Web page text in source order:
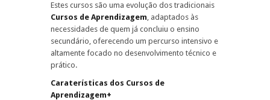
Estes cursos são uma evolução dos tradicionais
Cursos de Aprendizagem, adaptados às
necessidades de quem já concluiu o ensino
secundário, oferecendo um percurso intensivo e
altamente focado no desenvolvimento técnico e
prático.
Caraterísticas dos Cursos de
Aprendizagem+